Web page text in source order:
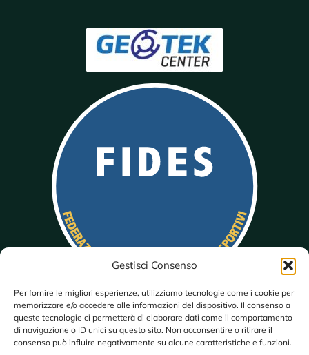
Gestisci Consenso
Per fornire le migliori esperienze, utilizziamo tecnologie come i cookie per
memorizzare e/o accedere alle informazioni del dispositivo. Il consenso a
queste tecnologie ci permetterà di elaborare dati come il comportamento
di navigazione o ID unici su questo sito. Non acconsentire o ritirare il
consenso può influire negativamente su alcune caratteristiche e funzioni.